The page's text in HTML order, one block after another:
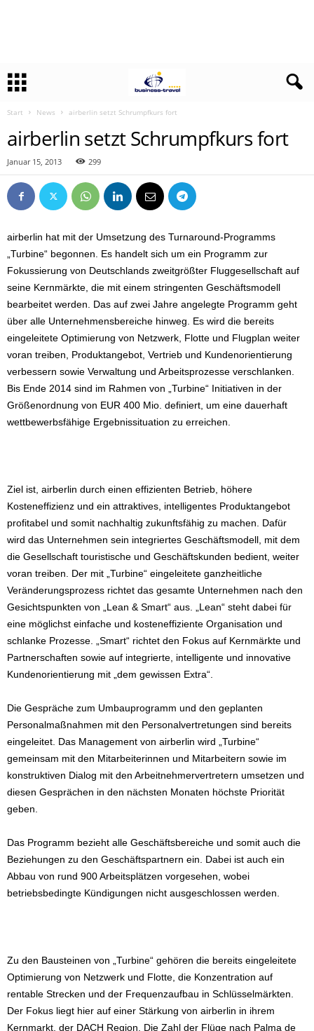
Start News airberlin setzt Schrumpfkurs fort
airberlin setzt Schrumpfkurs fort
Januar 15, 2013 299
airberlin hat mit der Umsetzung des Turnaround-Programms
„Turbine“ begonnen. Es handelt sich um ein Programm zur
Fokussierung von Deutschlands zweitgrößter Fluggesellschaft auf
seine Kernmärkte, die mit einem stringenten Geschäftsmodell
bearbeitet werden. Das auf zwei Jahre angelegte Programm geht
über alle Unternehmensbereiche hinweg. Es wird die bereits
eingeleitete Optimierung von Netzwerk, Flotte und Flugplan weiter
voran treiben, Produktangebot, Vertrieb und Kundenorientierung
verbessern sowie Verwaltung und Arbeitsprozesse verschlanken.
Bis Ende 2014 sind im Rahmen von „Turbine“ Initiativen in der
Größenordnung von EUR 400 Mio. definiert, um eine dauerhaft
wettbewerbsfähige Ergebnissituation zu erreichen.
Ziel ist, airberlin durch einen effizienten Betrieb, höhere
Kosteneffizienz und ein attraktives, intelligentes Produktangebot
profitabel und somit nachhaltig zukunftsfähig zu machen. Dafür
wird das Unternehmen sein integriertes Geschäftsmodell, mit dem
die Gesellschaft touristische und Geschäftskunden bedient, weiter
voran treiben. Der mit „Turbine“ eingeleitete ganzheitliche
Veränderungsprozess richtet das gesamte Unternehmen nach den
Gesichtspunkten von „Lean & Smart“ aus. „Lean“ steht dabei für
eine möglichst einfache und kosteneffiziente Organisation und
schlanke Prozesse. „Smart“ richtet den Fokus auf Kernmärkte und
Partnerschaften sowie auf integrierte, intelligente und innovative
Kundenorientierung mit „dem gewissen Extra“.
Die Gespräche zum Umbauprogramm und den geplanten
Personalmaßnahmen mit den Personalvertretungen sind bereits
eingeleitet. Das Management von airberlin wird „Turbine“
gemeinsam mit den Mitarbeiterinnen und Mitarbeitern sowie im
konstruktiven Dialog mit den Arbeitnehmervertretern umsetzen und
diesen Gesprächen in den nächsten Monaten höchste Priorität
geben.
Das Programm bezieht alle Geschäftsbereiche und somit auch die
Beziehungen zu den Geschäftspartnern ein. Dabei ist auch ein
Abbau von rund 900 Arbeitsplätzen vorgesehen, wobei
betriebsbedingte Kündigungen nicht ausgeschlossen werden.
Zu den Bausteinen von „Turbine“ gehören die bereits eingeleitete
Optimierung von Netzwerk und Flotte, die Konzentration auf
rentable Strecken und der Frequenzaufbau in Schlüsselmärkten.
Der Fokus liegt hier auf einer Stärkung von airberlin in ihrem
Kernmarkt, der DACH Region. Die Zahl der Flüge nach Palma de